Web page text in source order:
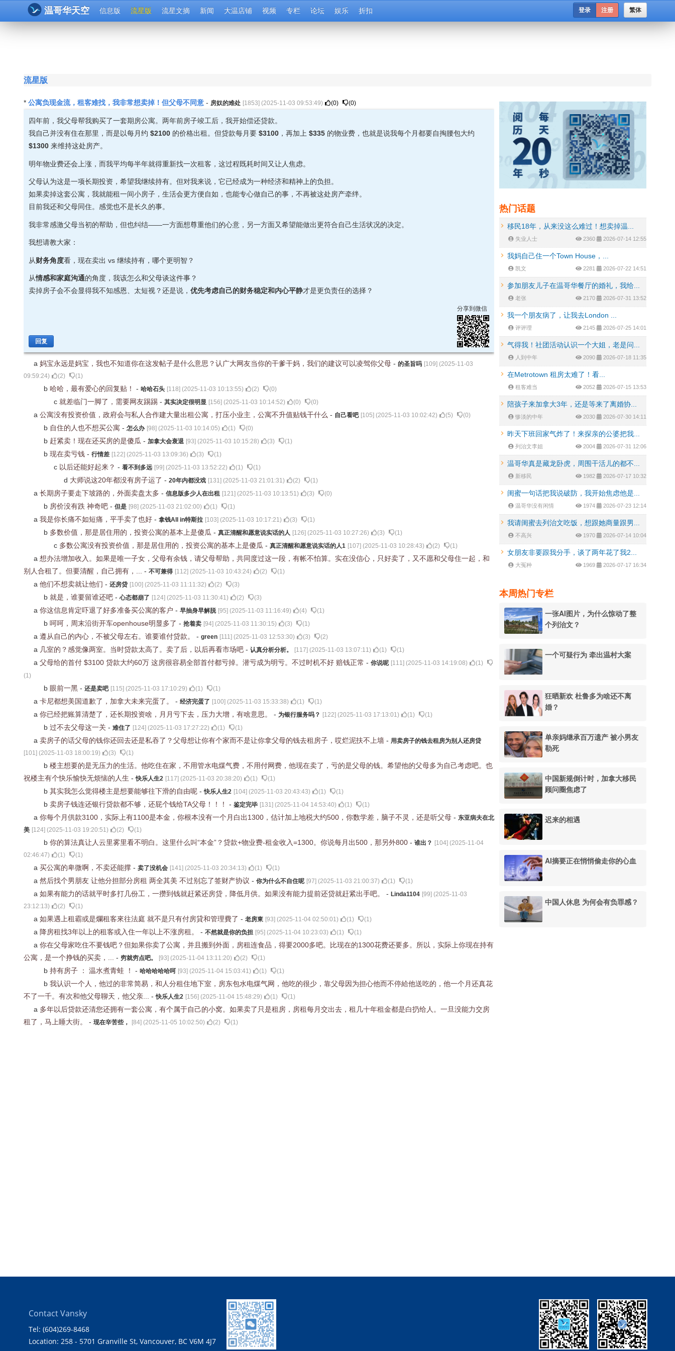
温哥华天空 信息版 流星版 流星文摘 新闻 大温店铺 视频 专栏 论坛 娱乐 折扣 繁体
登录 注册
流星版
* 公寓负现金流，租客难找，我非常想卖掉！但父母不同意 - 房奴的难处 [1853] (2025-11-03 09:53:49) (0) (0)
四年前，我父母帮我购买了一套期房公寓。两年前房子竣工后，我开始偿还贷款。
我自己并没有住在那里，而是以每月约 $2100 的价格出租。但贷款每月要 $3100 ，再加上 $335 的物业费，也就是说我每个月都要自掏腰包大约
$1300 来维持这处房产。
明年物业费还会上涨，而我平均每半年就得重新找一次租客，这过程既耗时间又让人焦虑。
父母认为这是一项长期投资，希望我继续持有。但对我来说，它已经成为一种经济和精神上的负担。
如果卖掉这套公寓，我就能租一间小房子，生活会更方便自如，也能专心做自己的事，不再被这处房产牵绊。
目前我还和父母同住。感觉也不是长久的事。
我非常感激父母当初的帮助，但也纠结——一方面想尊重他们的心意，另一方面又希望能做出更符合自己生活状况的决定。
我想请教大家：
从财务角度看，现在卖出 vs 继续持有，哪个更明智？
从情感和家庭沟通的角度，我该怎么和父母谈这件事？
卖掉房子会不会显得我不知感恩、太短视？还是说， 优先考虑自己的财务稳定和内心平静才是更负责任的选择？
回复
分享到微信
a 妈宝永远是妈宝，我也不知道你在这发帖子是什么意思？认广大网友当你的干爹干妈，我们的建议可以凌驾你父母 - 的圣旨吗 [109] (2025-11-03
09:59:24) (2) (1)
b 哈哈，最有爱心的回复贴！ - 哈哈石头 [118] (2025-11-03 10:13:55) (2) (0)
c 就差临门一脚了，需要网友踢踢 - 其实决定很明显 [156] (2025-11-03 10:14:52) (0) (0)
a 公寓没有投资价值，政府会与私人合作建大量出租公寓，打压小业主，公寓不升值贴钱干什么 - 自己看吧 [105] (2025-11-03 10:02:42) (5) (0)
b 自住的人也不想买公寓 - 怎么办 [98] (2025-11-03 10:14:05) (1) (0)
b 赶紧卖！现在还买房的是傻瓜 - 加拿大会衰退 [93] (2025-11-03 10:15:28) (3) (1)
b 现在卖亏钱 - 行情差 [122] (2025-11-03 13:09:36) (3) (1)
c 以后还能好起来？ - 看不到多远 [99] (2025-11-03 13:52:22) (1) (1)
d 大师说这20年都没有房子运了 - 20年内都没戏 [131] (2025-11-03 21:01:31) (2) (1)
a 长期房子要走下坡路的，外面卖盘太多 - 信息版多少人在出租 [121] (2025-11-03 10:13:51) (3) (0)
b 房价没有跌 神奇吧 - 但是 [98] (2025-11-03 21:02:00) (1) (1)
a 我是你长痛不如短痛，平手卖了也好 - 拿钱All in特斯拉 [103] (2025-11-03 10:17:21) (3) (1)
b 多数价值，那是居住用的，投资公寓的基本上是傻瓜 - 真正清醒和愿意说实话的人 [126] (2025-11-03 10:27:26) (3) (1)
c 多数公寓没有投资价值，那是居住用的，投资公寓的基本上是傻瓜 - 真正清醒和愿意说实话的人1 [107] (2025-11-03 10:28:43) (2) (1)
a 想办法增加收入。如果是唯一子女，父母有余钱，请父母帮助，共同度过这一段，有帐不怕算。实在没信心，只好卖了，又不愿和父母住一起，和
别人合租了。但要清醒，自己拥有，... - 不可兼得 [112] (2025-11-03 10:43:24) (2) (1)
a 他们不想卖就让他们 - 还房贷 [100] (2025-11-03 11:11:32) (2) (3)
b 就是，谁要留谁还吧 -心态都崩了 [124] (2025-11-03 11:30:41) (2) (3)
a 你这信息肯定吓退了好多准备买公寓的客户 - 早抽身早解脱 [95] (2025-11-03 11:16:49) (4) (1)
b 呵呵，周末沿街开车openhouse明显多了 - 抢着卖 [94] (2025-11-03 11:30:15) (3) (1)
a 遵从自己的内心，不被父母左右。谁要谁付贷款。 - green [111] (2025-11-03 12:53:30) (3) (2)
a 几室的？感觉像两室。当时贷款太高了。卖了后，以后再看市场吧 - 认真分析分析。 [117] (2025-11-03 13:07:11) (1) (1)
a 父母给的首付 $3100 贷款大约60万 这房很容易全部首付都亏掉。潜亏成为明亏。不过时机不好 赔钱正常 - 你说呢 [111] (2025-11-03 14:19:08) (1)
(1)
b 眼前一黑 - 还是卖吧 [115] (2025-11-03 17:10:29) (1) (1)
a 卡尼都想美国道歉了，加拿大未来完蛋了。 - 经济完蛋了 [100] (2025-11-03 15:33:38) (1) (1)
a 你已经把账算清楚了，还长期投资啥，月月亏下去，压力大增，有啥意思。 - 为银行服务吗？ [122] (2025-11-03 17:13:01) (1) (1)
b 过不去父母这一关 - 难住了 [124] (2025-11-03 17:27:22) (1) (1)
a 卖房子的话父母的钱你还回去还是私吞了？父母想让你有个家而不是让你拿父母的钱去租房子，哎烂泥扶不上墙 - 用卖房子的钱去租房为别人还房贷
[101] (2025-11-03 18:00:19) (3) (1)
b 楼主想要的是无压力的生活。他吃住在家，不用管水电煤气费，不用付网费，他现在卖了，亏的是父母的钱。希望他的父母多为自己考虑吧。也
祝楼主有个快乐愉快无烦恼的人生 -快乐人生2 [117] (2025-11-03 20:38:20) (1) (1)
b 其实我怎么觉得楼主是想要能够往下滑的自由呢 -快乐人生2 [104] (2025-11-03 20:43:43) (1) (1)
b 卖房子钱连还银行贷款都不够，还屁个钱给TA父母！！！ - 鉴定完毕 [131] (2025-11-04 14:53:40) (1) (1)
a 你每个月供款3100，实际上有1100是本金，你根本没有一个月白出1300，估计加上地税大约500，你数学差，脑子不灵，还是听父母 - 东亚病夫在北
美 [124] (2025-11-03 19:20:51) (2) (1)
b 你的算法真让人云里雾里看不明白。这里什么叫“本金”？贷款+物业费-租金收入=1300。你说每月出500，那另外800 - 谁出？ [104] (2025-11-04
02:46:47) (1) (1)
a 买公寓的卑微啊，不卖还能撑 - 卖了没机会 [141] (2025-11-03 20:34:13) (1) (1)
a 然后找个男朋友 让他分担部分房租 两全其美 不过别忘了签财产协议 - 你为什么不自住呢 [97] (2025-11-03 21:00:37) (1) (1)
a 如果有能力的话就平时多打几份工，一攒到钱就赶紧还房贷，降低月供。如果没有能力提前还贷就赶紧出手吧。 - Linda1104 [99] (2025-11-03
23:12:13) (2) (1)
a 如果遇上租霸或是爛租客來往法庭 就不是只有付房貸和管理費了 - 老房東 [93] (2025-11-04 02:50:01) (1) (1)
a 降房租找3年以上的租客或入住一年以上不涨房租。 - 不然就是你的负担 [95] (2025-11-04 10:23:03) (1) (1)
a 你在父母家吃住不要钱吧？但如果你卖了公寓，并且搬到外面，房租连食品，得要2000多吧。比现在的1300花费还要多。所以，实际上你现在持有
公寓，是一个挣钱的买卖，... - 穷就穷点吧。 [93] (2025-11-04 13:11:20) (2) (1)
b 持有房子 ： 温水煮青蛙 ！ - 哈哈哈哈哈呵 [93] (2025-11-04 15:03:41) (1) (1)
b 我认识一个人，他过的非常简易，和人分租住地下室，房东包水电煤气网，他吃的很少，靠父母因为担心他而不停給他送吃的，他一个月还真花
不了一千。有次和他父母聊天，他父亲... -快乐人生2 [156] (2025-11-04 15:48:29) (1) (1)
a 多年以后贷款还清您还拥有一套公寓，有个属于自己的小窝。如果卖了只是租房，房租每月交出去，租几十年租金都是白扔给人。一旦没能力交房
租了，马上睡大街。 - 现在辛苦些， [84] (2025-11-05 10:02:50) (2) (1)
热门话题
移民18年，从来没这么难过！想卖掉温...
失业人士 2360 2026-07-14 12:55
我妈自己住一个Town House，...
凯文 2281 2026-07-22 14:51
参加朋友儿子在温哥华餐厅的婚礼，我给...
老张 2170 2026-07-31 13:52
我一个朋友病了，让我去London ...
评评理 2145 2026-07-25 14:01
气得我！社团活动认识一个大姐，老是问...
人到中年 2090 2026-07-18 11:35
在Metrotown 租房太难了！看...
租客难当 2052 2026-07-15 13:53
陪孩子来加拿大3年，还是等来了离婚协...
惨淡的中年 2030 2026-07-30 14:11
昨天下班回家气炸了！来探亲的公婆把我...
列治文李姐 2004 2026-07-31 12:06
温哥华真是藏龙卧虎，周围干活儿的都不...
新移民 1982 2026-07-17 10:32
闺蜜一句话把我说破防，我开始焦虑他是...
温哥华没有闲情 1974 2026-07-23 12:14
我请闺蜜去列治文吃饭，想跟她商量跟男...
不高兴 1970 2026-07-14 10:04
女朋友非要跟我分手，谈了两年花了我2...
大冤种 1969 2026-07-17 16:34
本周热门专栏
一张AI图片，为什么惊动了整
个列治文？
一个可疑行为 牵出温村大案
狂晒新欢 杜鲁多为啥还不离
婚？
单亲妈继承百万遗产 被小男友
勒死
中国新规倒计时，加拿大移民
顾问圈焦虑了
迟来的相遇
AI摘要正在悄悄偷走你的心血
中国人休息 为何会有负罪感？
Contact Vansky
Tel: (604)269-8468
Location: 258 - 5701 Granville St, Vancouver, BC V6M 4J7